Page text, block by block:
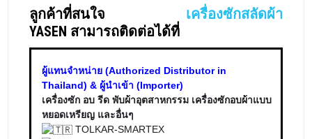
YASENสามารถติดต่อได้ที่
ผู้แทนจำหน่าย (Authorized Distributor in
Thailand) & ผู้นำเข้า (Importer)
เครื่องซัก อบ รีด พับผ้าอุตสาหกรรม เครื่องซักอบผ้าแบบ
หยอดเหรียญ และอื่นๆ
TOLKAR-SMARTEX
DOMUS